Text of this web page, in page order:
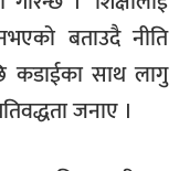
बताउदै नीति
कडाईका साथ लागु
जनाए ।